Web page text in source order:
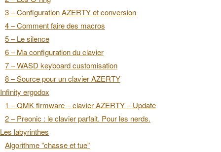
3 – Configuration AZERTY et conversion
4 – Comment faire des macros
5 – Le silence
6 – Ma configuration du clavier
7 – WASD keyboard customisation
8 – Source pour un clavier AZERTY
Infinity ergodox
1 – QMK firmware – clavier AZERTY – Update
2 – Preonic : le clavier parfait. Pour les nerds.
Les labyrinthes
Algorithme "chasse et tue"